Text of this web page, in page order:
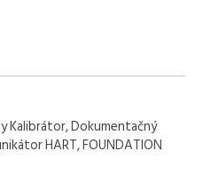
Kalibrátor, Dokumentačný
HART, FOUNDATION